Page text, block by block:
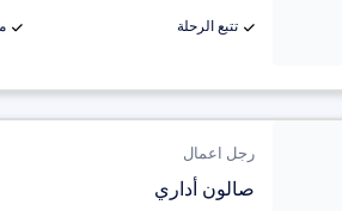
تتبع الرحلة
رجل اعمال
صالون أداري